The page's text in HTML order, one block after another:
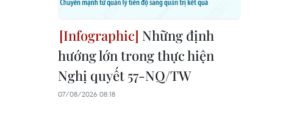
Những định
hướng lớn trong thực hiện
Nghị quyết 57-NQ/TW
07/08/2026 08:18